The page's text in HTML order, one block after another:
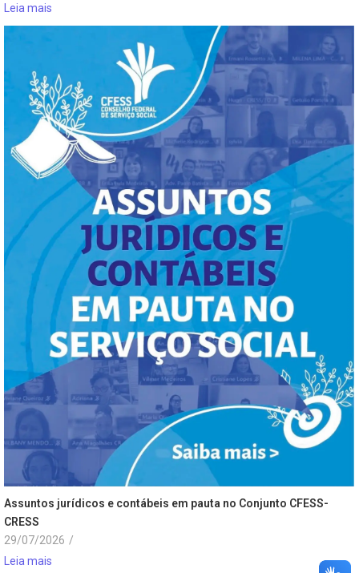
Leia mais
Assuntos jurídicos e contábeis em pauta no Conjunto CFESS-
CRESS
29/07/2026 /
Leia mais